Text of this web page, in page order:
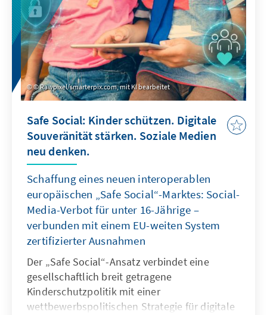
© Rawpixel/smarterpix.com, mit KI bearbeitet
Safe Social: Kinder schützen. Digitale
Souveränität stärken. Soziale Medien
neu denken.
Schaffung eines neuen interoperablen
europäischen „Safe Social“-Marktes: Social-
Media-Verbot für unter 16-Jährige –
verbunden mit einem EU-weiten System
zertifizierter Ausnahmen
Der „Safe Social“-Ansatz verbindet eine
gesellschaftlich breit getragene
Kinderschutzpolitik mit einer
wettbewerbspolitischen Strategie für digitale